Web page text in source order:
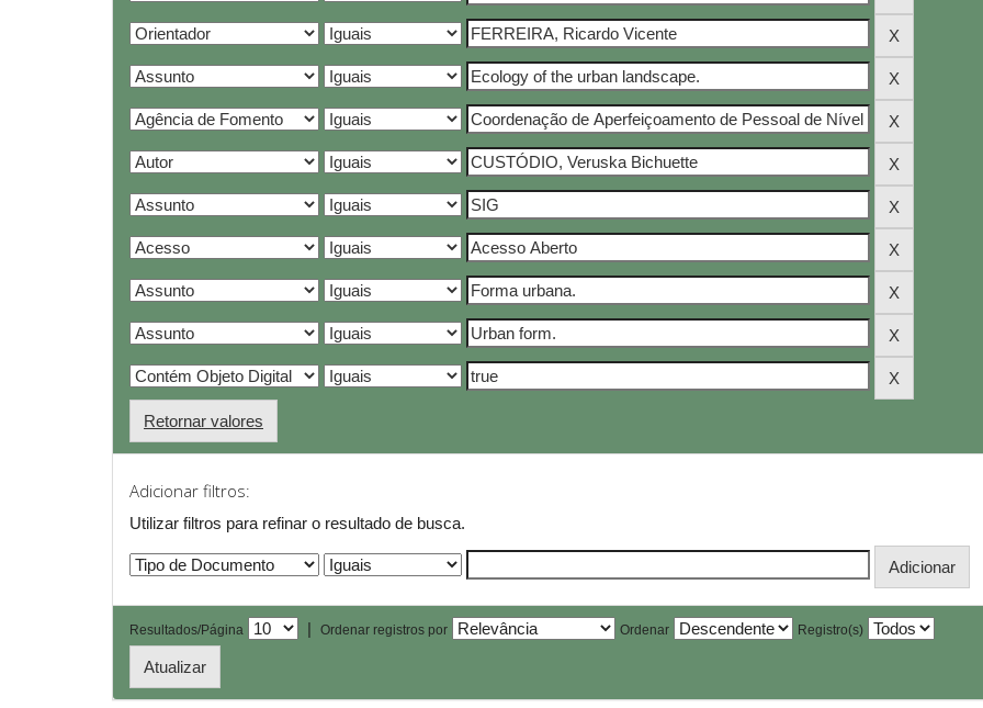
Retornar valores
Adicionar filtros:
Utilizar filtros para refinar o resultado de busca.
Resultados/Página | Ordenar registros por Ordenar Registro(s)